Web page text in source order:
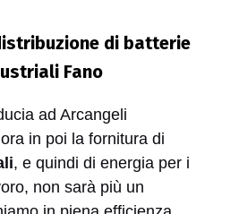
di batterie
Fano
ad Arcangeli
in poi la fornitura di
, e quindi di energia per i
non sarà più un